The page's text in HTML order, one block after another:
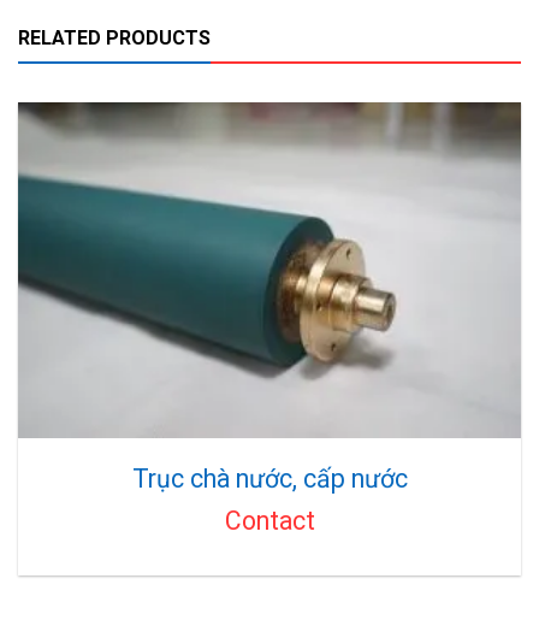
RELATED PRODUCTS
Trục chà nước, cấp nước
Contact